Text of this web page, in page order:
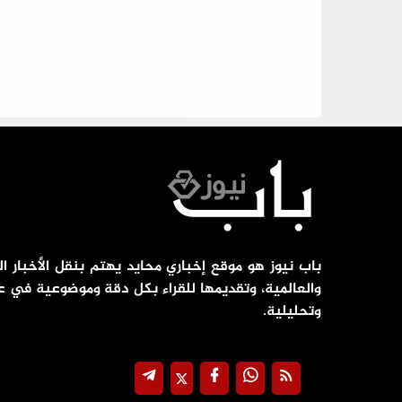
باب نيوز هو موقع إخباري محايد يهتم بنقل الأخبار
والعالمية، وتقديمها للقراء بكل دقة وموضوعية في
وتحليلية.